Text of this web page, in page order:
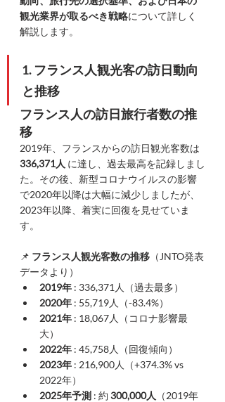
観光業界が取るべき戦略について詳しく
解説します。
1. フランス人観光客の訪日動向
と推移
フランス人の訪日旅行者数の推
移
2019年、フランスからの訪日観光客数は
336,371人 に達し、過去最高を記録しまし
た。その後、新型コロナウイルスの影響
で2020年以降は大幅に減少しましたが、
2023年以降、着実に回復を見せていま
す。
📌 フランス人観光客数の推移 （JNTO発表
データより）
2019年 : 336,371人（過去最多）
2020年 : 55,719人（-83.4%）
2021年 : 18,067人（コロナ影響最
大）
2022年 : 45,758人（回復傾向）
2023年 : 216,900人（+374.3% vs
2022年）
2025年予測 : 約 300,000人
（2019年